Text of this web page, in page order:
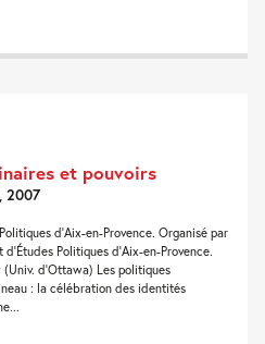
et pouvoirs
2007
d'Aix-en-Provence. Organisé par
Politiques d'Aix-en-Provence.
d'Ottawa) Les politiques
: la célébration des identités